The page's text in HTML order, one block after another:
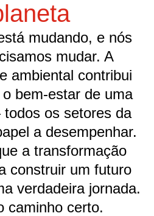
mudando, e nós
mudar. A
ambiental contribui
bem-estar de uma
os setores da
a desempenhar.
a transformação
construir um futuro
verdadeira jornada.
caminho certo.